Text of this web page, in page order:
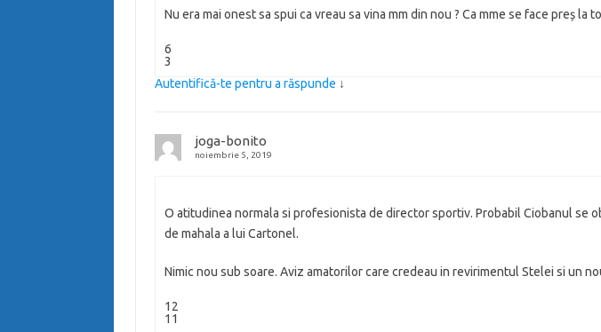
Nu era mai onest sa spui ca vreau sa vina mm din nou ? Ca mme se face preș la
6
3
Autentifică-te pentru a răspunde ↓
joga-bonito
noiembrie 5, 2019
O atitudinea normala si profesionista de director sportiv. Probabil Ciobanul se
de mahala a lui Cartonel.
Nimic nou sub soare. Aviz amatorilor care credeau in revirimentul Stelei si un
12
11